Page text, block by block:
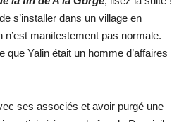
s’installer dans un village en
n’est manifestement pas normale.
que Yalin était un homme d’affaires
ses associés et avoir purgé une